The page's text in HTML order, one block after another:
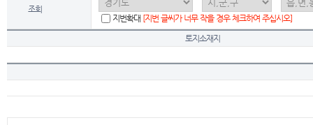
조회
지번확대 [지번 글씨가 너무 작을 경우 체크하여 주십시오]
토지소재지